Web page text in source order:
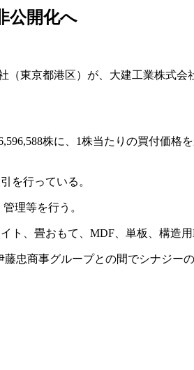
公開化へ
東京都港区）が、大建工業株式会
株に、1株当たりの買付価格を
を行っている。
理等を行う。
、畳おもて、MDF、単板、構造
忠商事グループとの間でシナジー